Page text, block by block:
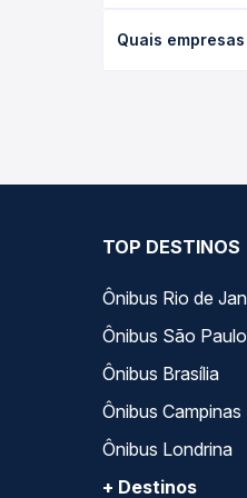
antecedência da
Quais
TOP DESTINOS
Ônibus Rio de
Ônibus São Paulo
Ônibus Brasília
Ônibus Campinas
Ônibus Londrina
+ Destinos